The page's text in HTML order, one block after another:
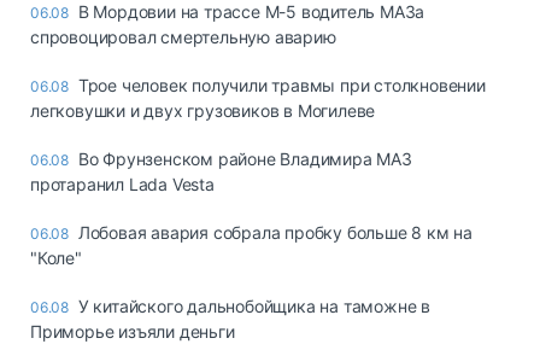
06.08 В Мордовии на трассе М-5 водитель МАЗа
спровоцировал смертельную аварию
06.08 Трое человек получили травмы при столкновении
легковушки и двух грузовиков в Могилеве
06.08 Во Фрунзенском районе Владимира МАЗ
протаранил Lada Vesta
06.08 Лобовая авария собрала пробку больше 8 км на
"Коле"
06.08 У китайского дальнобойщика на таможне в
Приморье изъяли деньги